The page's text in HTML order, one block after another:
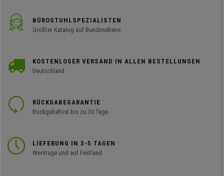
BÜROSTUHLSPEZIALISTEN
Größter Katalog auf Bundesebene
KOSTENLOSER VERSAND IN ALLEN BESTELLUNGEN
Deutschland
RÜCKGABEGARANTIE
Rückgabefrist bis zu 30 Tage
LIEFERUNG IN 3-5 TAGEN
Werktage und auf Festland